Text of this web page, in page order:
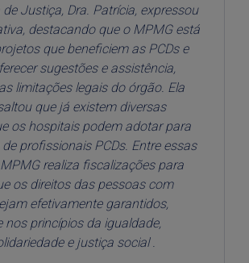
Justiça, Dra. Patrícia, expressou
destacando que o MPMG está
que beneficiem as PCDs e
sugestões e assistência,
limitações legais do órgão. Ela
que já existem diversas
os hospitais podem adotar para
profissionais PCDs. Entre essas
realiza fiscalizações para
os direitos das pessoas com
efetivamente garantidos,
nos princípios da igualdade,
e justiça social .